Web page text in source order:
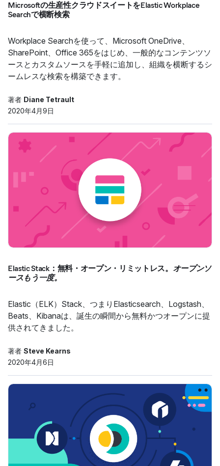
Microsoftの生産性クラウドスイートをElastic Workplace
Searchで横断検索
Workplace Searchを使って、Microsoft OneDrive、
SharePoint、Office 365をはじめ、一般的なコンテンツソ
ースとカスタムソースを手軽に追加し、組織を横断するシ
ームレスな検索を構築できます。
著者 Diane Tetrault
2020年4月9日
Elastic Stack：無料・オープン・リミットレス。 オープンソ
ースもう一度。
Elastic（ELK）Stack、つまりElasticsearch、Logstash、
Beats、Kibanaは、誕生の瞬間から無料かつオープンに提
供されてきました。
著者 Steve Kearns
2020年4月6日